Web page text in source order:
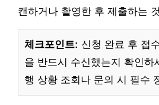
캔하거나 촬영한 후 제출하는
체크포인트: 신청 완료 후 접
을 반드시 수신했는지 확인하
행 상황 조회나 문의 시 필수